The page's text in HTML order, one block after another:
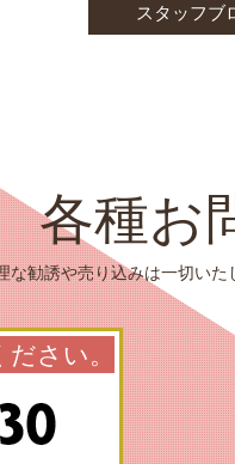
スタッフブ
各種お
な勧誘や売り込みは一切い
さい。